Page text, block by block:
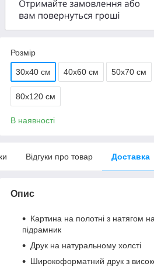
Розмір
30х40 см 40х60 см 50х70 см
80х120 см
В наявності
Відгуки про товар Доставка
Опис
Картина на полотні з натягом
підрамник
Друк на натуральному холсті
Широкоформатний друк з